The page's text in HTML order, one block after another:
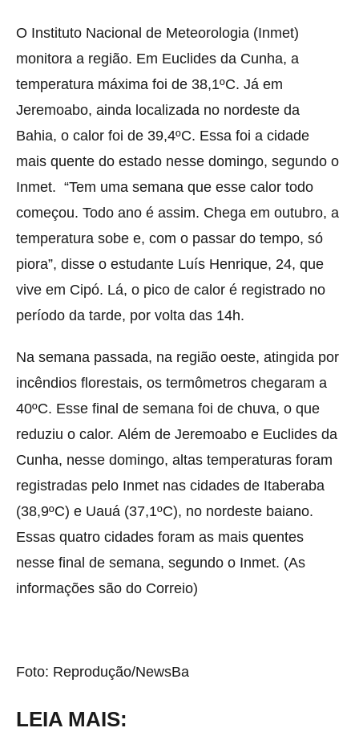
O Instituto Nacional de Meteorologia (Inmet)
monitora a região. Em Euclides da Cunha, a
temperatura máxima foi de 38,1ºC. Já em
Jeremoabo, ainda localizada no nordeste da
Bahia, o calor foi de 39,4ºC. Essa foi a cidade
mais quente do estado nesse domingo, segundo o
Inmet. “Tem uma semana que esse calor todo
começou. Todo ano é assim. Chega em outubro, a
temperatura sobe e, com o passar do tempo, só
piora”, disse o estudante Luís Henrique, 24, que
vive em Cipó. Lá, o pico de calor é registrado no
período da tarde, por volta das 14h.
Na semana passada, na região oeste, atingida por
incêndios florestais, os termômetros chegaram a
40ºC. Esse final de semana foi de chuva, o que
reduziu o calor. Além de Jeremoabo e Euclides da
Cunha, nesse domingo, altas temperaturas foram
registradas pelo Inmet nas cidades de Itaberaba
(38,9ºC) e Uauá (37,1ºC), no nordeste baiano.
Essas quatro cidades foram as mais quentes
nesse final de semana, segundo o Inmet. (As
informações são do Correio)
Foto: Reprodução/NewsBa
LEIA MAIS: